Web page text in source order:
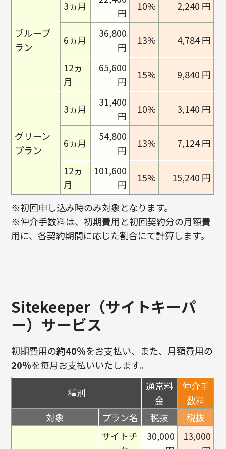
ブループ
ラン
3ヵ月
円
10% 2,240 円
6ヵ月
36,800
円
13% 4,784 円
12ヵ
月
65,600
円
15% 9,840 円
グリーン
プラン
3ヵ月
31,400
円
10% 3,140 円
6ヵ月
54,800
円
13% 7,124 円
12ヵ
月
101,600
円
15% 15,240 円
※初回申し込み時のみ対象となります。
※仲介手数料は、初期費用と初回契約分の月額費
用に、各契約期間に応じた割合にて計算します。
Sitekeeper（サイトキーパ
ー）サービス
初期費用の約40％をお支払い、また、月額費用の
20％を毎月お支払いいたします。
種別
通常料
金
仲介手
数料
対象
プラン名 税抜
税抜
サイトチ
30,000
13,000